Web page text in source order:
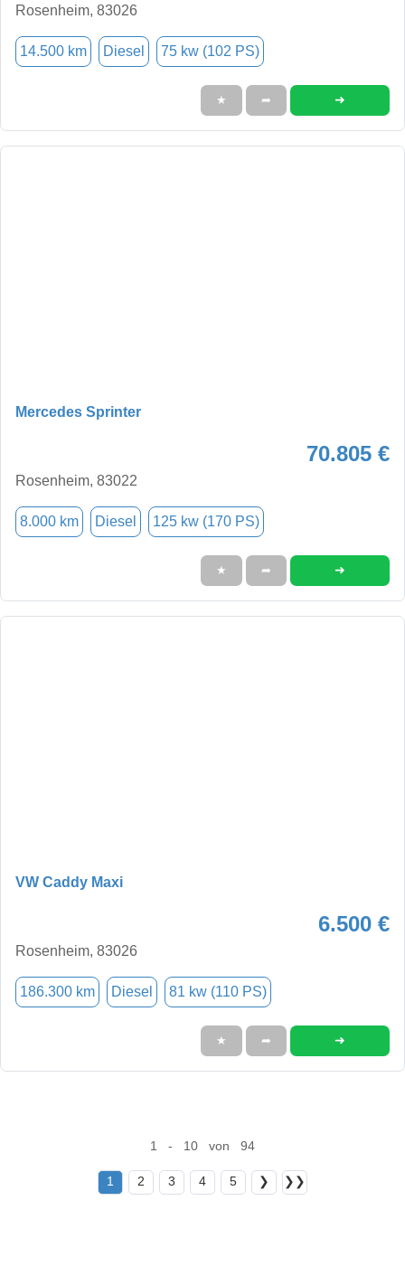
Rosenheim, 83026
14.500 km Diesel 75 kw (102 PS)
★ ➦ ➜
Mercedes Sprinter
70.805 €
Rosenheim, 83022
8.000 km Diesel 125 kw (170 PS)
★ ➦ ➜
VW Caddy Maxi
6.500 €
Rosenheim, 83026
186.300 km Diesel 81 kw (110 PS)
★ ➦ ➜
1 - 10 von 94
1 2 3 4 5 ❯ ❯❯